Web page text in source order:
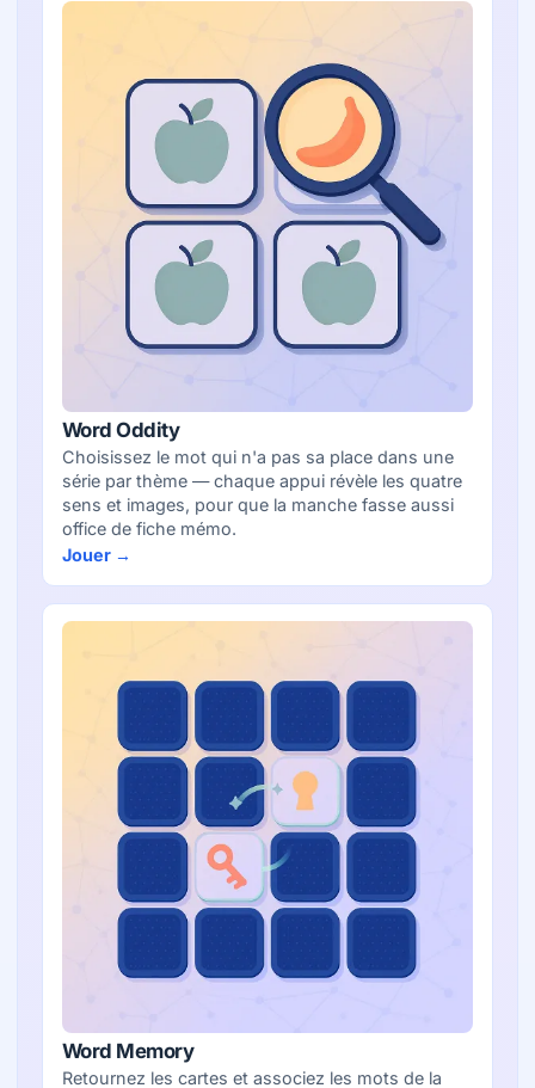
Word Oddity
Choisissez le mot qui n'a pas sa place dans une
série par thème — chaque appui révèle les quatre
sens et images, pour que la manche fasse aussi
office de fiche mémo.
Jouer →
Word Memory
Retournez les cartes et associez les mots de la